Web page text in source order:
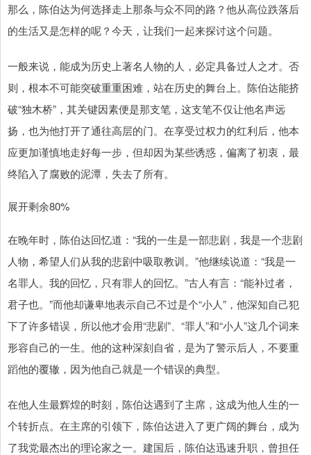
那么，陈伯达为何选择走上那条与众不同的路？他从高位跌落后
的生活又是怎样的呢？今天，让我们一起来探讨这个问题。
一般来说，能成为历史上著名人物的人，必定具备过人之才。否
则，根本不可能突破重重困难，站在历史的舞台上。陈伯达能挤
破“独木桥”，其关键因素便是那支笔，这支笔不仅让他名声远
扬，也为他打开了通往高层的门。在享受过权力的红利后，他本
应更加谨慎地走好每一步，但却因为某些诱惑，偏离了初衷，最
终陷入了腐败的泥潭，失去了所有。
展开剩余80%
在晚年时，陈伯达回忆道：“我的一生是一部悲剧，我是一个悲剧
人物，希望人们从我的悲剧中吸取教训。”他继续说道：“我是一
名罪人。我的回忆，只有罪人的回忆。”古人有言：“能补过者，
君子也。”而他却谦卑地表示自己不过是个“小人”，他深知自己犯
下了许多错误，所以他才会用“悲剧”、“罪人”和“小人”这几个词来
形容自己的一生。他的这种深刻自省，是为了警示后人，不要重
蹈他的覆辙，因为他自己就是一个错误的典型。
在他人生最辉煌的时刻，陈伯达遇到了主席，这成为他人生的一
个转折点。在主席的引领下，陈伯达进入了更广阔的舞台，成为
了我党最杰出的理论家之一。建国后，陈伯达迅速升职，曾担任